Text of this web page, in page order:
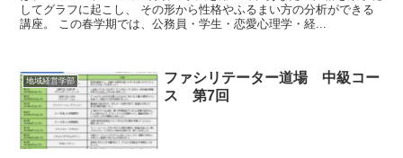
してグラフに起こし、 その形から性格やふるまい方の分析ができる
講座。 この春学期では、公務員・学生・恋愛心理学・経...
地域経営学部
ファシリテーター道場 中級コー
ス 第7回